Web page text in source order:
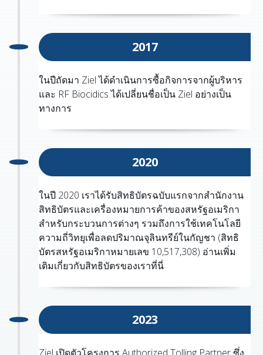
2017
ในปีถัดมา Ziel ได้ดำเนินการซื้อกิจการจากผู้บริหาร
และ RF Biocidics ได้เปลี่ยนชื่อเป็น Ziel อย่างเป็น
ทางการ
2020
ในปี 2020 เราได้รับสิทธิบัตรฉบับแรกจากสำนักงาน
สิทธิบัตรและเครื่องหมายการค้าของสหรัฐอเมริกา
สำหรับกระบวนการต่างๆ รวมถึงการใช้เทคโนโลยี
ความถี่วิทยุเพื่อลดปริมาณจุลินทรีย์ในกัญชา (สิทธิ
บัตรสหรัฐอเมริกาหมายเลข 10,517,308) อ่านเพิ่ม
เติมเกี่ยวกับสิทธิบัตรของเราที่นี่
2023
Ziel เปิดตัวโครงการ Authorized Tolling Partner ซึ่ง